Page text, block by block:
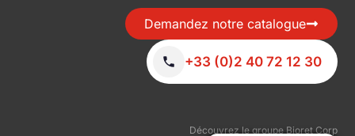
Demandez notre catalogue
+33 (0)2 40 72 12 30
Découvrez le groupe Bioret Corp